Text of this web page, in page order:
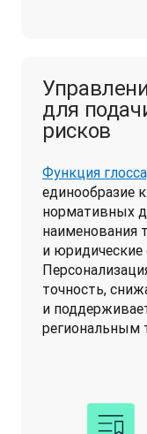
для
рисков
Функция
единообразие
нормативных
наименования
и
точность,
и
региональным